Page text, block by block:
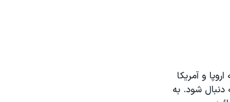
و آمريکا
دنبال شود. به